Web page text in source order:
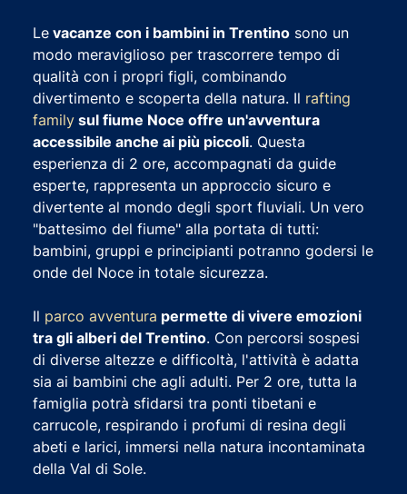
Le vacanze con i bambini in Trentino sono un
modo meraviglioso per trascorrere tempo di
qualità con i propri figli, combinando
divertimento e scoperta della natura. Il rafting
family sul fiume Noce offre un'avventura
accessibile anche ai più piccoli. Questa
esperienza di 2 ore, accompagnati da guide
esperte, rappresenta un approccio sicuro e
divertente al mondo degli sport fluviali. Un vero
"battesimo del fiume" alla portata di tutti:
bambini, gruppi e principianti potranno godersi le
onde del Noce in totale sicurezza.
Il parco avventura permette di vivere emozioni
tra gli alberi del Trentino. Con percorsi sospesi
di diverse altezze e difficoltà, l'attività è adatta
sia ai bambini che agli adulti. Per 2 ore, tutta la
famiglia potrà sfidarsi tra ponti tibetani e
carrucole, respirando i profumi di resina degli
abeti e larici, immersi nella natura incontaminata
della Val di Sole.